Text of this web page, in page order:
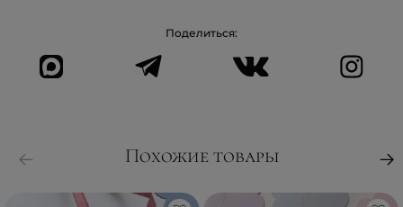
Поделиться:
Похожие товары